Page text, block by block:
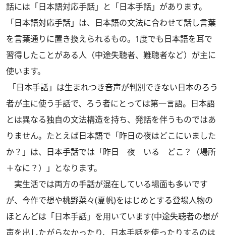
話には「日本語対応手話」と「日本手話」があります。
「日本語対応手話」は、日本語の文法に合わせて話し言葉
を言葉通りに置き換えられるもの。1度でも日本語を耳で
習得したことがある人（中途失聴者、難聴者など）が主に
使います。
「日本手話」は生まれつき音声が判別できない日本のろう
者が主に使う手話で、ろう者にとっては第一言語。日本語
とは異なる独自の文法構造を持ち、発話を伴うものではあ
りません。たとえば日本語で「昨日の夜はどこにいました
か？」は、日本手話では「昨日 夜 いる どこ？（場所
＋なに？）」となります。
実生活では両方の手話が混在している場面も多いです
が、今作で想や桃野菜々(夏帆)をはじめとする登場人物の
ほとんどは「日本手話」を用いています(中途失聴者の想が
声を出したがらなかったり、日本手話を使ったりするのは